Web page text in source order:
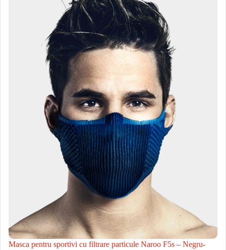
Masca pentru sportivi cu filtrare particule Naroo F5s – Negru-